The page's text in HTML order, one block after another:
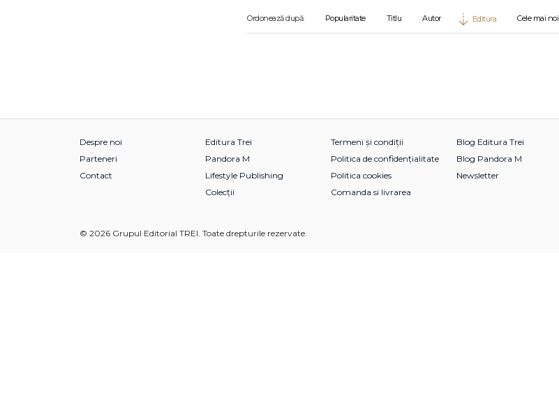
Ordonează după: Popularitate Titlu Autor Editura Cele mai noi
Despre noi
Parteneri
Contact
Editura Trei
Pandora M
Lifestyle Publishing
Colecții
Termeni și condiții
Politica de confidențialitate
Politica cookies
Comanda si livrarea
Blog Editura Trei
Blog Pandora M
Newsletter
© 2026 Grupul Editorial TREI. Toate drepturile rezervate.